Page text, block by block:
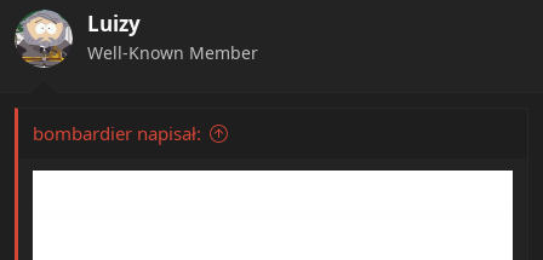
o
n
s
Luizy
Well-Known Member
bombardier napisał: